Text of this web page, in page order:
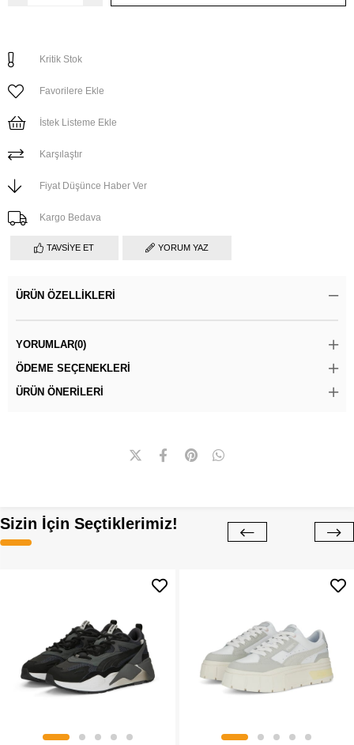
Kritik Stok
Favorilere Ekle
İstek Listeme Ekle
Karşılaştır
Fiyat Düşünce Haber Ver
Kargo Bedava
TAVSIYE ET YORUM YAZ
ÜRÜN ÖZELLIKLERI
YORUMLAR(0)
ÖDEME SEÇENEKLERI
ÜRÜN ÖNERILERI
Sizin İçin Seçtiklerimiz!